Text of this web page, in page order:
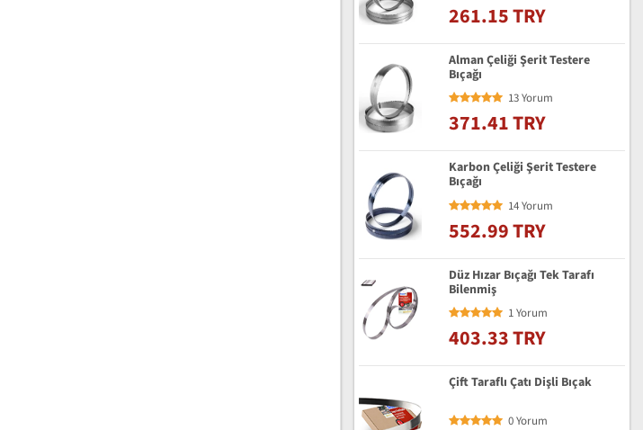
261.15 TRY
Alman Çeliği Şerit Testere
Bıçağı
13 Yorum
371.41 TRY
Karbon Çeliği Şerit Testere
Bıçağı
14 Yorum
552.99 TRY
Düz Hızar Bıçağı Tek Tarafı
Bilenmiş
1 Yorum
403.33 TRY
Çift Taraflı Çatı Dişli Bıçak
0 Yorum